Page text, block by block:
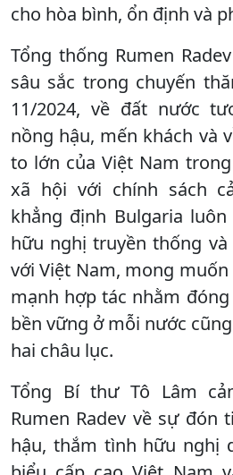
cho hòa bình, ổn định và
Tổng thống Rumen
sâu sắc trong chuyến
11/2024, về đất nước
nồng hậu, mến khách và
to lớn của Việt Nam
xã hội với chính sách
khẳng định Bulgaria
hữu nghị truyền thống
với Việt Nam, mong
mạnh hợp tác nhằm
bền vững ở mỗi nước
hai châu lục.
Tổng Bí thư Tô Lâm
Rumen Radev về sự đón
hậu, thắm tình hữu nghị